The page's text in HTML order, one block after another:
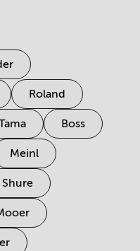
Roland
Boss
Meinl
Shure